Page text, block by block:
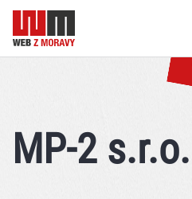
MP-2 s.r.o.